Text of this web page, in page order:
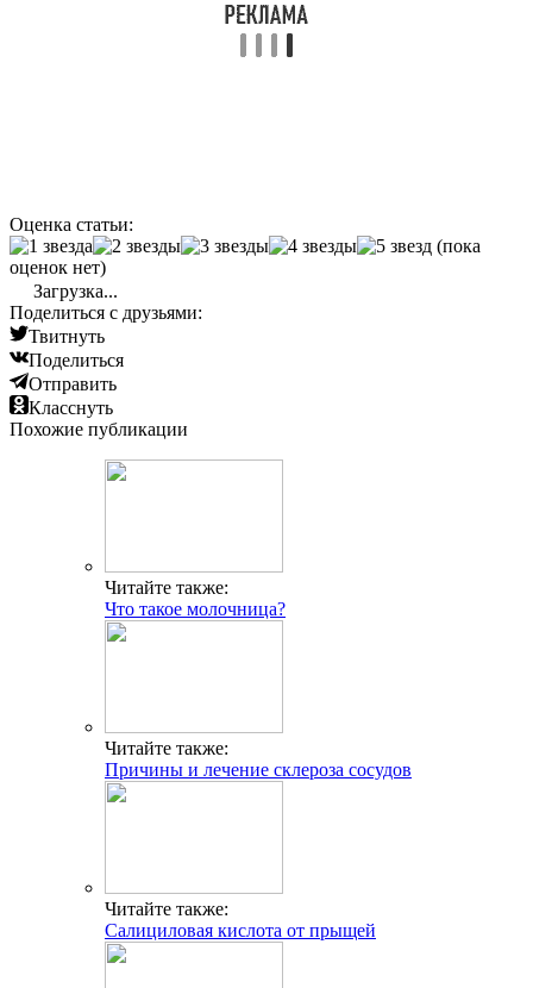
Оценка статьи:
(пока
оценок нет)
Загрузка...
Поделиться с друзьями:
Твитнуть
Поделиться
Отправить
Класснуть
Похожие публикации
Читайте также:
Что такое молочница?
Читайте также:
Причины и лечение склероза сосудов
Читайте также:
Салициловая кислота от прыщей